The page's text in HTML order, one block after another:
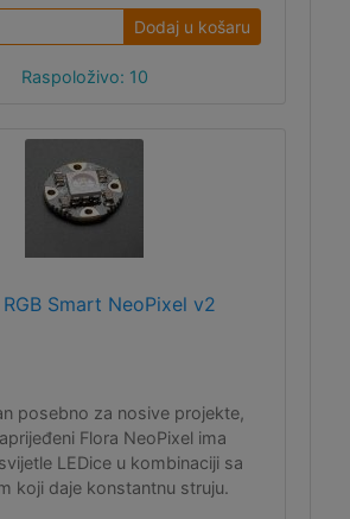
Dodaj u košaru
Raspoloživo: 10
Smart NeoPixel v2
posebno za nosive projekte,
Flora NeoPixel ima
LEDice u kombinaciji sa
koji daje konstantnu struju.